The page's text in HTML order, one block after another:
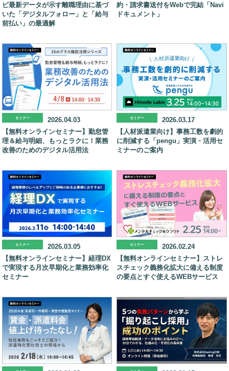
ビ最新データが示す離職理由に基づ
いた「デジタルフォロー」と「給与
前払い」の最適解
約・請求書送付をWebで完結「Navi
ドキュメント」
セミナー
2026.04.03
【無料オンラインセミナー】勤怠管
理＆給与明細、もっとラクに！業務
改善のためのデジタル活用法
セミナー
2026.03.17
【人材派遣業向け】事務工数を劇的
に削減する「pengu」実演・活用セ
ミナーのご案内
セミナー
2026.03.05
【無料オンラインセミナー】経理DX
で実現する月次早期化と業務効率化
セミナー
セミナー
2026.02.24
【無料オンラインセミナー】ストレ
スチェック義務化拡大に備える制度
の要点とすぐ使えるWEBサービス